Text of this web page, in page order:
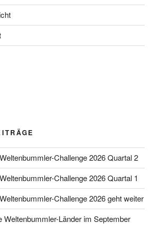
Challenge 2026 Quartal 2
Challenge 2026 Quartal 1
Challenge 2026 geht weiter
Weltenbummler-Länder im September